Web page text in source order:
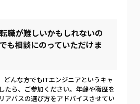
職が難しいかもしれないの
も相談にのっていただけま
どんな方でもITエンジニアというキャ
たら、ご参加ください。年齢や職歴を
アパスの選び方をアドバイスさせてい